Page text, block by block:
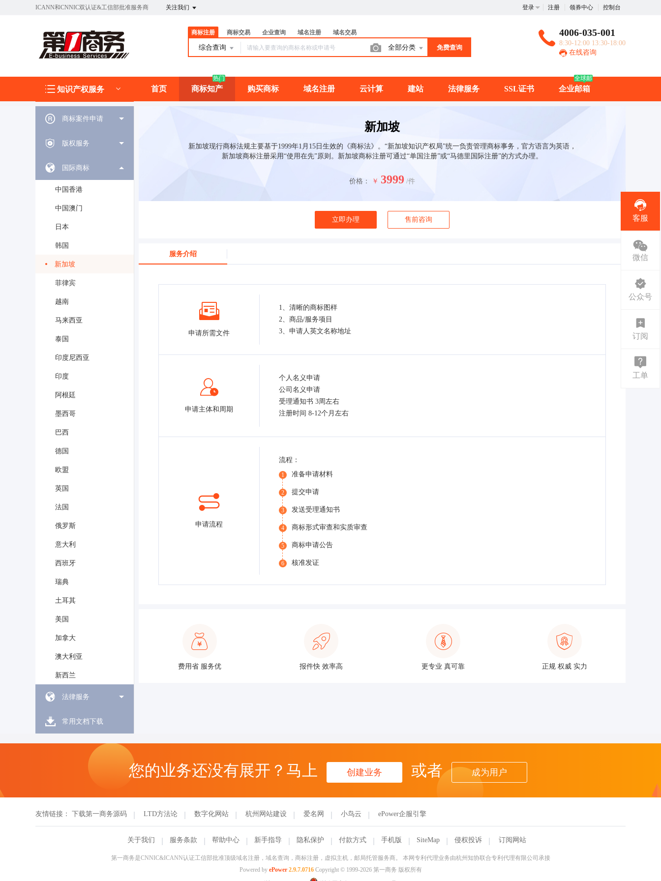
ICANN和CNNIC双认证&工信部批准服务商 关注我们 登录 注册 领券中心 控制台
商标注册 商标交易 企业查询 域名注册 域名交易
综合查询 全部分类 免费查询
4006-035-001
8:30-12:00 13:30-18:00
在线咨询
知识产权服务 首页 商标知产
热门
购买商标 域名注册 云计算 建站 法律服务 SSL证书 企业邮箱
全球邮
商标案件申请
版权服务
国际商标
中国香港
中国澳门
日本
韩国
新加坡
菲律宾
越南
马来西亚
泰国
印度尼西亚
印度
阿根廷
墨西哥
巴西
德国
欧盟
英国
法国
俄罗斯
意大利
西班牙
瑞典
土耳其
美国
加拿大
澳大利亚
新西兰
法律服务
常用文档下载
新加坡
新加坡现行商标法规主要基于1999年1月15日生效的《商标法》。“新加坡知识产权局”统一负责管理商标事务，官方语言为英语，
新加坡商标注册采用“使用在先”原则。新加坡商标注册可通过“单国注册”或“马德里国际注册”的方式办理。
价格： ￥ 3999 /件
立即办理 售前咨询
服务介绍
申请所需文件
1、清晰的商标图样
2、商品/服务项目
3、申请人英文名称地址
申请主体和周期
个人名义申请
公司名义申请
受理通知书 3周左右
注册时间 8-12个月左右
申请流程
流程：
1 准备申请材料
2 提交申请
3 发送受理通知书
4 商标形式审查和实质审查
5 商标申请公告
6 核准发证
费用省 服务优 报件快 效率高 更专业 真可靠 正规 权威 实力
您的业务还没有展开？马上 创建业务 或者 成为用户
友情链接： 下载第一商务源码 LTD方法论 数字化网站 杭州网站建设 爱名网 小鸟云 ePower企服引擎
关于我们 服务条款 帮助中心 新手指导 隐私保护 付款方式 手机版 SiteMap 侵权投诉 订阅网站
第一商务是CNNIC&ICANN认证工信部批准顶级域名注册，域名查询，商标注册，虚拟主机，邮局托管服务商。 本网专利代理业务由杭州知协联合专利代理有限公司承接
Powered by ePower 2.9.7.0716 Copyright © 1999-2026 第一商务 版权所有
客服
微信
公众号
订阅
工单